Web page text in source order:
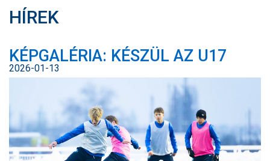
JEGYÉRTÉKESÍTÉS
WEBSHOP
STADION
EGYESÜLET
KAPCSOLAT
NYITÓLAP
HÍREK
HÍREK
KÉPGALÉRIA: KÉSZÜL AZ U17
2026-01-13